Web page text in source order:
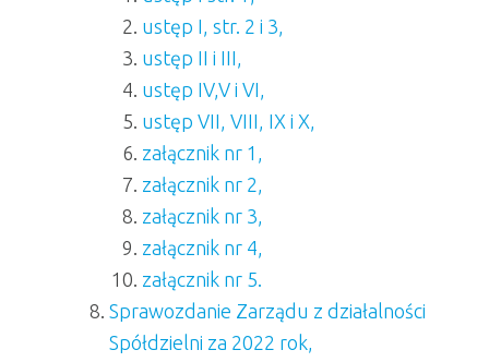
ustęp I, str. 2 i 3,
ustęp II i III,
ustęp IV,V i VI,
ustęp VII, VIII, IX i X,
załącznik nr 1,
załącznik nr 2,
załącznik nr 3,
załącznik nr 4,
załącznik nr 5.
Sprawozdanie Zarządu z działalności
Spółdzielni za 2022 rok,